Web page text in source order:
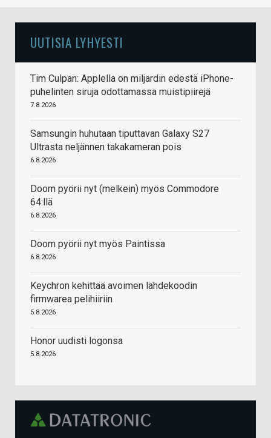
UUTISIA LYHYESTI
Tim Culpan: Applella on miljardin edestä iPhone-
puhelinten siruja odottamassa muistipiirejä
7.8.2026
Samsungin huhutaan tiputtavan Galaxy S27
Ultrasta neljännen takakameran pois
6.8.2026
Doom pyörii nyt (melkein) myös Commodore
64:llä
6.8.2026
Doom pyörii nyt myös Paintissa
6.8.2026
Keychron kehittää avoimen lähdekoodin
firmwarea pelihiiriin
5.8.2026
Honor uudisti logonsa
5.8.2026